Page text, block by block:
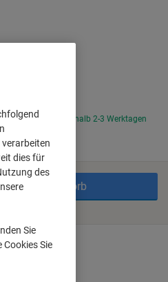
Lieferzeit innerhalb 2-3 Werktagen
In den Warenkorb
dies für
des
Sie
Sie